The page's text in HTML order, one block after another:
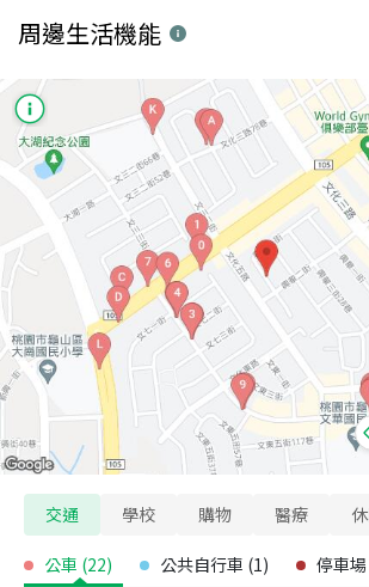
周邊生活機能
交通 學校 購物 醫療
公車 (22) 公共自行車 (1) 停車場